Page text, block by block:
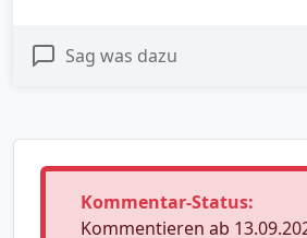
Sag was dazu
Kommentar-Status:
Kommentieren ab